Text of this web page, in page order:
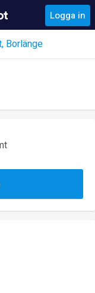
Logga in
Borlänge